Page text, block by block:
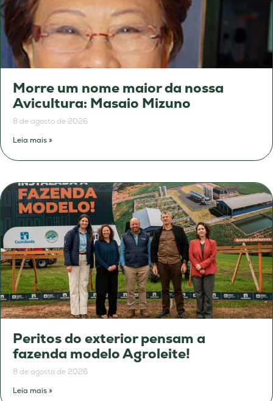
Morre um nome maior da nossa
Avicultura: Masaio Mizuno
8 de agosto de 2026
Leia mais »
Peritos do exterior pensam a
fazenda modelo Agroleite!
8 de agosto de 2026
Leia mais »